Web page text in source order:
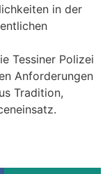
in der
Tessiner Polizei
Anforderungen
Tradition,